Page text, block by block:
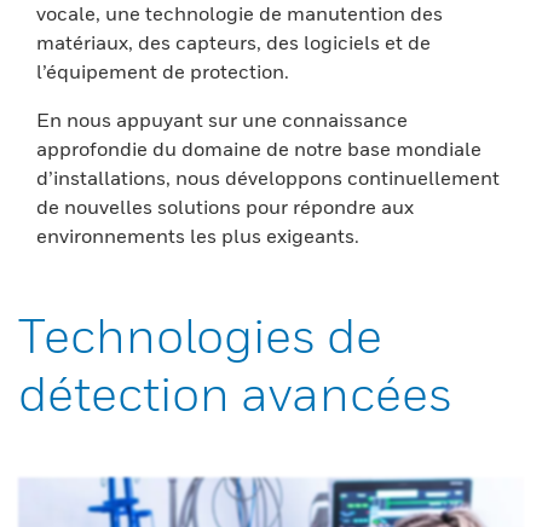
vocale, une technologie de manutention des
matériaux, des capteurs, des logiciels et de
l’équipement de protection.
En nous appuyant sur une connaissance
approfondie du domaine de notre base mondiale
d’installations, nous développons continuellement
de nouvelles solutions pour répondre aux
environnements les plus exigeants.
Technologies de
détection avancées